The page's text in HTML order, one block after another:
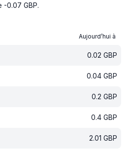
-0.07 GBP.
Aujourd’hui à
0.02 GBP
0.04 GBP
0.2 GBP
0.4 GBP
2.01 GBP